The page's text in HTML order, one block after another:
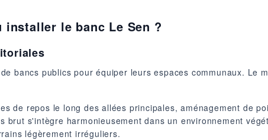
le banc Le Sen ?
bancs publics pour équiper leurs espaces communaux. Le
de repos le long des allées principales, aménagement de
s'intègre harmonieusement dans un environnement
légèrement irréguliers.